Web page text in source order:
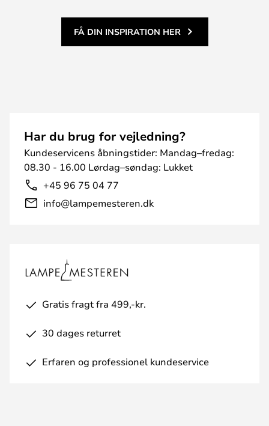
FÅ DIN INSPIRATION HER
Har du brug for vejledning?
Kundeservicens åbningstider: Mandag–fredag:
08.30 - 16.00 Lørdag–søndag: Lukket
+45 96 75 04 77
info@lampemesteren.dk
Gratis fragt fra 499,-kr.
30 dages returret
Erfaren og professionel kundeservice